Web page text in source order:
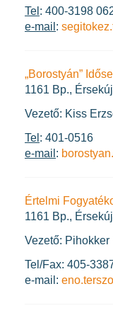
Tel : 400-3198
e-mail :
„Borostyán”
1161 Bp.,
Vezető: Kiss
Tel : 401-0516
e-mail :
Értelmi
1161 Bp.,
Vezető: Pihokker
Tel/Fax: 405-
e-mail: